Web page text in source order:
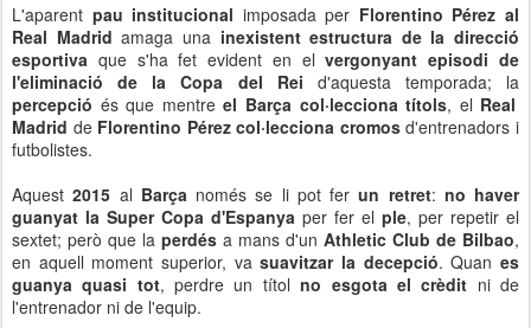
L'aparent pau institucional imposada per Florentino Pérez al
Real Madridamaga una inexistent estructura de la direcció
esportiva que s'ha fet evident en elvergonyant episodi de
l'eliminació de la Copa del Rei d'aquesta temporada; la
percepció és que mentreel Barça col·lecciona títols, el Real
Madrid de Florentino Pérez col·lecciona cromosd'entrenadors i
futbolistes.
Aquest2015 al Barça només se li pot ferun retret: no haver
guanyat la Super Copa d'Espanya per fer el ple, per repetir el
sextet; però que la perdés a mans d'un Athletic Club de Bilbao,
en aquell moment superior, va suavitzar la decepció. Quan es
guanya quasi tot, perdre un títolno esgota el crèdit ni de
l'entrenador ni de l'equip.